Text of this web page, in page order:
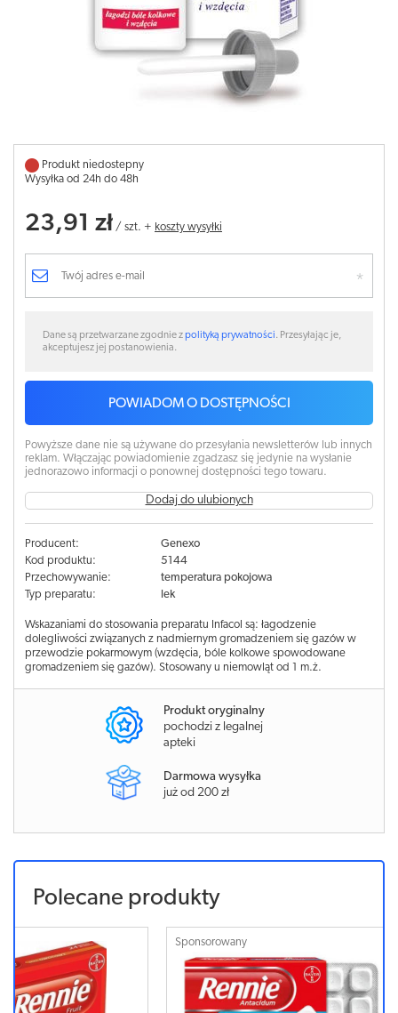
Produkt niedostepny
Wysyłka od 24h do 48h
23,91 zł / szt. + koszty wysyłki
Dane są przetwarzane zgodnie zpolityką prywatności. Przesyłając je,
akceptujesz jej postanowienia.
POWIADOM O DOSTĘPNOŚCI
Powyższe dane nie są używane do przesyłania newsletterów lub innych
reklam. Włączając powiadomienie zgadzasz się jedynie na wysłanie
jednorazowo informacji o ponownej dostępności tego towaru.
Dodaj do ulubionych
Producent:
Genexo
Kod produktu:
5144
Przechowywanie:
temperatura pokojowa
Typ preparatu:
lek
Wskazaniami do stosowania preparatu Infacol są: łagodzenie
dolegliwości związanych z nadmiernym gromadzeniem się gazów w
przewodzie pokarmowym (wzdęcia, bóle kolkowe spowodowane
gromadzeniem się gazów). Stosowany u niemowląt od 1 m.ż.
Produkt oryginalny
pochodzi z legalnej
apteki
Darmowa wysyłka
już od 200 zł
Polecane produkty
Sponsorowany